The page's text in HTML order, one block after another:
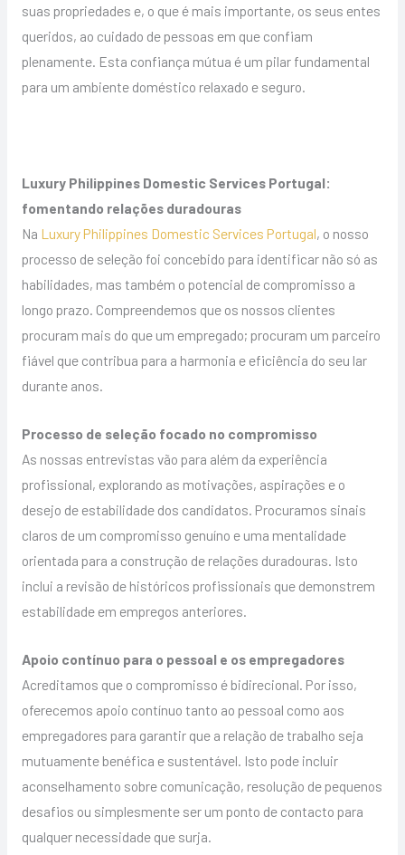
suas propriedades e, o que é mais importante, os seus entes
queridos, ao cuidado de pessoas em que confiam
plenamente. Esta confiança mútua é um pilar fundamental
para um ambiente doméstico relaxado e seguro.
Luxury Philippines Domestic Services Portugal:
fomentando relações duradouras
Na Luxury Philippines Domestic Services Portugal, o nosso
processo de seleção foi concebido para identificar não só as
habilidades, mas também o potencial de compromisso a
longo prazo. Compreendemos que os nossos clientes
procuram mais do que um empregado; procuram um parceiro
fiável que contribua para a harmonia e eficiência do seu lar
durante anos.
Processo de seleção focado no compromisso
As nossas entrevistas vão para além da experiência
profissional, explorando as motivações, aspirações e o
desejo de estabilidade dos candidatos. Procuramos sinais
claros de um compromisso genuíno e uma mentalidade
orientada para a construção de relações duradouras. Isto
inclui a revisão de históricos profissionais que demonstrem
estabilidade em empregos anteriores.
Apoio contínuo para o pessoal e os empregadores
Acreditamos que o compromisso é bidirecional. Por isso,
oferecemos apoio contínuo tanto ao pessoal como aos
empregadores para garantir que a relação de trabalho seja
mutuamente benéfica e sustentável. Isto pode incluir
aconselhamento sobre comunicação, resolução de pequenos
desafios ou simplesmente ser um ponto de contacto para
qualquer necessidade que surja.